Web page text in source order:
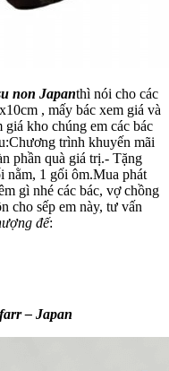
non Japanthì nói cho các
, mấy bác xem giá và
kho chúng em các bác
trình khuyến mãi
phần quà giá trị.- Tặng
nằm, 1 gối ôm.Mua phát
gì nhé các bác, vợ chồng
cho sếp em này, tư vấn
đế:
– Japan